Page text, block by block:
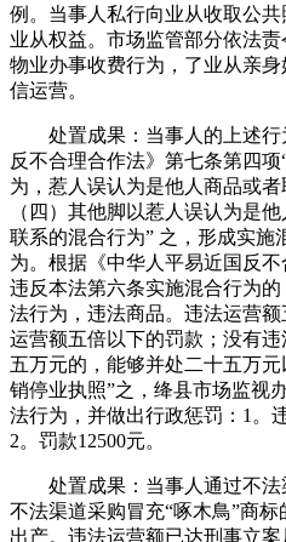
例。当事人私行向业从收取公
业从权益。市场监管部分依法
物业办事收费行为，了业从亲
信运营。
处置成果：当事人的上述行
反不合理合作法》第七条第四
为，惹人误认为是他人商品或者
（四）其他脚以惹人误认为是
联系的混合行为” 之，形成实施
为。根据《中华人平易近国反
违反本法第六条实施混合行为
法行为，违法商品。违法运营
运营额五倍以下的罚款；没有
五万元的，能够并处二十五万
销停业执照”之，绛县市场监视
法行为，并做出行政惩罚：1。
2。罚款12500元。
处置成果：当事人通过不法
不法渠道采购冒充“啄木鳥”商
出产。违法运营额已达刑事立